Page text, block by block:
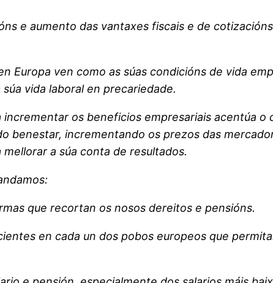
e aumento das vantaxes fiscais e de
Europa ven como as súas condicións de vida
vida laboral en precariedade.
os beneficios empresariais acentúa
benestar, incrementando os prezos das
a súa conta de resultados.
que recortan os nosos dereitos e pensións.
en cada un dos pobos europeos que